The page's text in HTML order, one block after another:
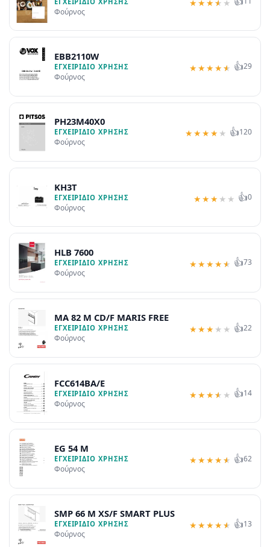
Φούρνος
★★★★ ★
EBB2110W
ΕΓΧΕΙΡΊΔΙΟ ΧΡΉΣΗΣ
Φούρνος
★★★★★ 👍29
PH23M40X0
ΕΓΧΕΙΡΊΔΙΟ ΧΡΉΣΗΣ
Φούρνος
★★★★ ★ 👍120
KH3T
ΕΓΧΕΙΡΊΔΙΟ ΧΡΉΣΗΣ
Φούρνος
★★★ ★ ★ 👍0
HLB 7600
ΕΓΧΕΙΡΊΔΙΟ ΧΡΉΣΗΣ
Φούρνος
★★★★★ 👍73
MA 82 M CD/F MARIS FREE
ΕΓΧΕΙΡΊΔΙΟ ΧΡΉΣΗΣ
Φούρνος
★★★ ★ ★ 👍22
FCC614BA/E
ΕΓΧΕΙΡΊΔΙΟ ΧΡΉΣΗΣ
Φούρνος
★★★★ ★ 👍14
EG 54 M
ΕΓΧΕΙΡΊΔΙΟ ΧΡΉΣΗΣ
Φούρνος
★★★★★ 👍62
SMP 66 M XS/F SMART PLUS
ΕΓΧΕΙΡΊΔΙΟ ΧΡΉΣΗΣ
Φούρνος
★★★★★ 👍13